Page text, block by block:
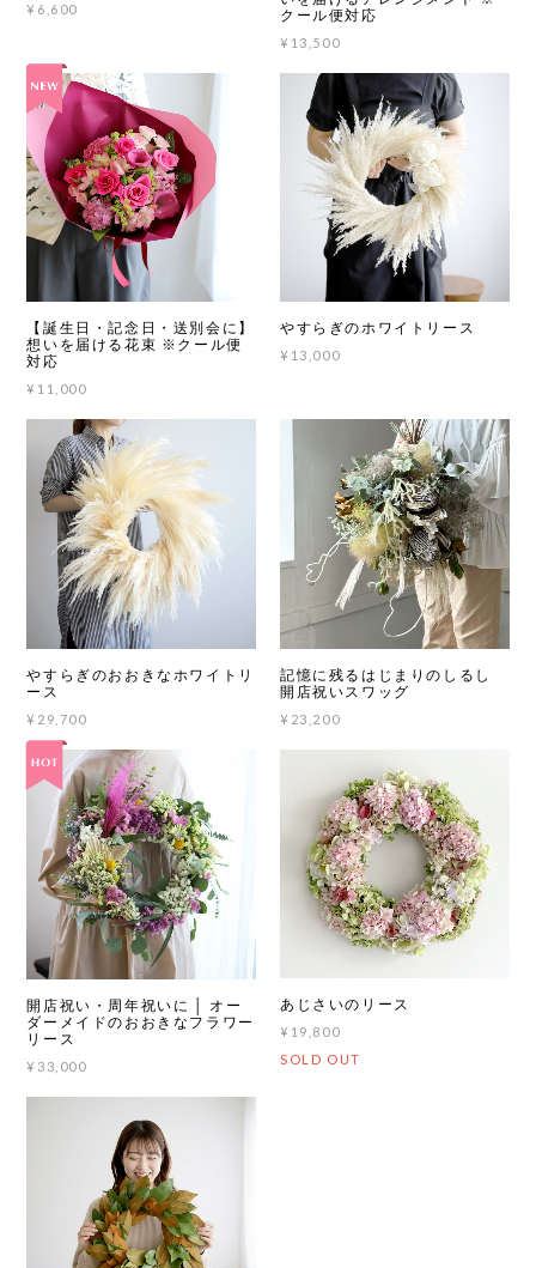
¥6,600
クール便対応
¥13,500
【誕生日・記念日・送別会に】
想いを届ける花束 ※クール便
対応
¥11,000
やすらぎのホワイトリース
¥13,000
やすらぎのおおきなホワイトリ
ース
¥29,700
記憶に残るはじまりのしるし
開店祝いスワッグ
¥23,200
開店祝い・周年祝いに │ オー
ダーメイドのおおきなフラワー
リース
¥33,000
あじさいのリース
¥19,800
SOLD OUT